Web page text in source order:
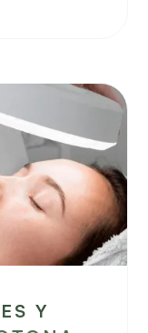
Y